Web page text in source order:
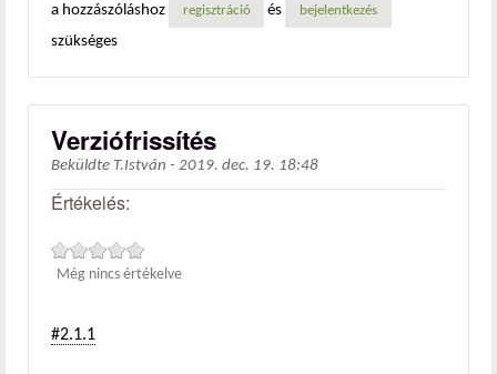
a hozzászóláshoz regisztráció és bejelentkezés
szükséges
Verziófrissítés
Beküldte T.István - 2019. dec. 19. 18:48
Értékelés:
Még nincs értékelve
#2.1.1